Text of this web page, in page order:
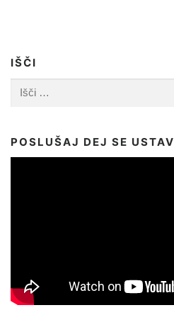
IŠČI
POSLUŠAJ DEJ SE USTAV